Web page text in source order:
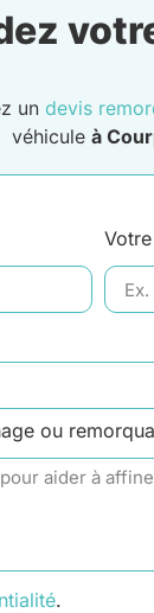
un devis
véhicule à
ou
.